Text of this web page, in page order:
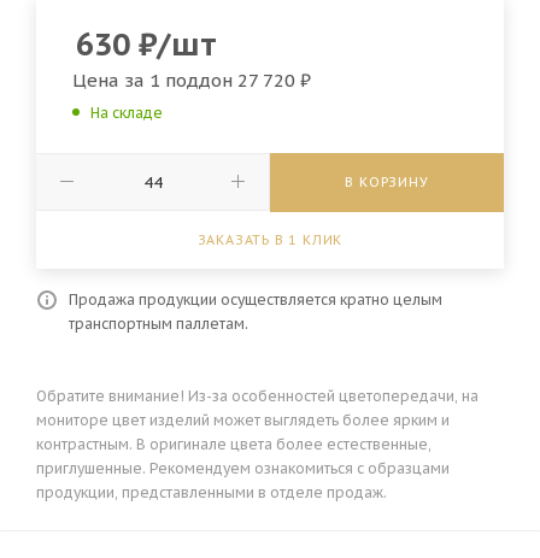
630 ₽/шт
Цена за 1 поддон 27 720 ₽
На складе
В КОРЗИНУ
ЗАКАЗАТЬ В 1 КЛИК
Продажа продукции осуществляется кратно целым
транспортным паллетам.
Обратите внимание! Из-за особенностей цветопередачи, на
мониторе цвет изделий может выглядеть более ярким и
контрастным. В оригинале цвета более естественные,
приглушенные. Рекомендуем ознакомиться с образцами
продукции, представленными в отделе продаж.